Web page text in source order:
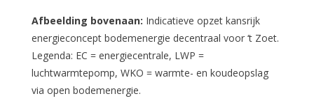
Afbeelding bovenaan: Indicatieve opzet kansrijk
energieconcept bodemenergie decentraal voor ‘t Zoet.
Legenda: EC = energiecentrale, LWP =
luchtwarmtepomp, WKO = warmte- en koudeopslag
via open bodemenergie.